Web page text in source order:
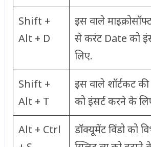
Shift +
Alt + D
इस वाले
से करंट Date को
लिए.
Shift +
Alt + T
इस वाले शॉर्टकट
को इंसर्ट करने के
Alt + Ctrl
डॉक्यूमेंट विंडो को